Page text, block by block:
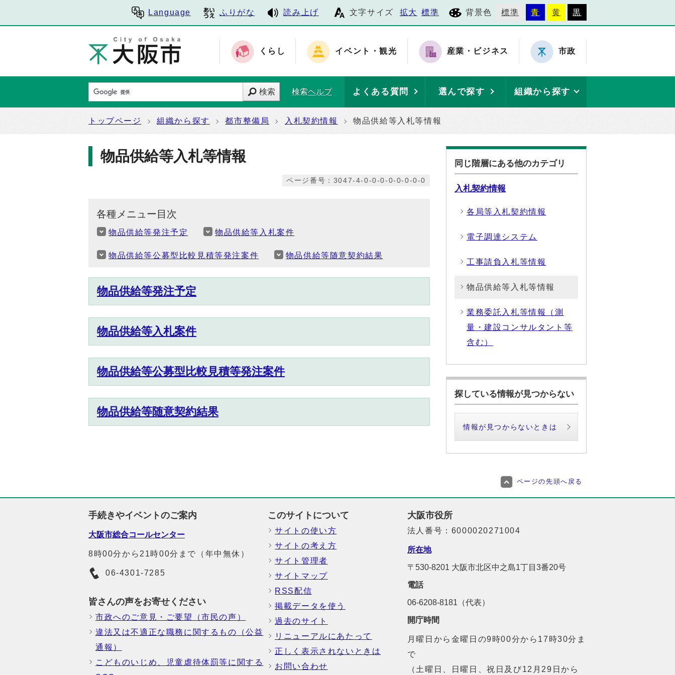
Language ふりがな 読み上げ 文字サイズ 拡大 標準 背景色 標準 青 黄 黒
くらし イベント・観光 産業・ビジネス 市政
検索 検索ヘルプ よくある質問 選んで探す 組織から探す
トップページ 組織から探す 都市整備局 入札契約情報 物品供給等入札等情報
物品供給等入札等情報
ページ番号：3047-4-0-0-0-0-0-0-0-0
各種メニュー目次
物品供給等発注予定 物品供給等入札案件
物品供給等公募型比較見積等発注案件 物品供給等随意契約結果
物品供給等発注予定
物品供給等入札案件
物品供給等公募型比較見積等発注案件
物品供給等随意契約結果
同じ階層にある他のカテゴリ
入札契約情報
各局等入札契約情報
電子調達システム
工事請負入札等情報
物品供給等入札等情報
業務委託入札等情報（測
量・建設コンサルタント等
含む）
探している情報が見つからない
情報が見つからないときは
ページの先頭へ戻る
手続きやイベントのご案内
大阪市総合コールセンター
8時00分から21時00分まで（年中無休）
06-4301-7285
皆さんの声をお寄せください
市政へのご意見・ご要望（市民の声）
違法又は不適正な職務に関するもの（公益
通報）
こどものいじめ、児童虐待体罰等に関する
このサイトについて
サイトの使い方
サイトの考え方
サイト管理者
サイトマップ
RSS配信
掲載データを使う
過去のサイト
リニューアルにあたって
正しく表示されないときは
お問い合わせ
大阪市役所
法人番号：6000020271004
所在地
〒530-8201 大阪市北区中之島1丁目3番20号
電話
06-6208-8181（代表）
開庁時間
月曜日から金曜日の9時00分から17時30分ま
で
（土曜日、日曜日、祝日及び12月29日から